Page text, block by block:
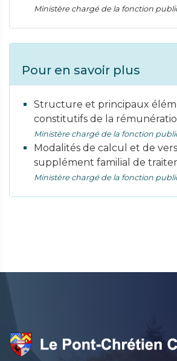
Ministère chargé de la fonction
Pour en savoir plus
Structure et principaux
constitutifs de la
Ministère chargé de la fonction
Modalités de calcul et de
supplément familial de
Ministère chargé de la fonction